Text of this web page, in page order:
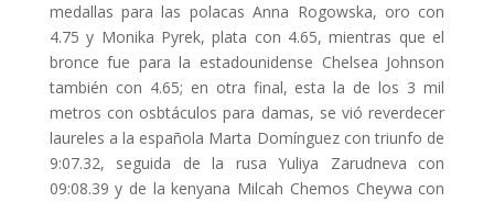
medallas para las polacas Anna Rogowska, oro con
4.75 y Monika Pyrek, plata con 4.65, mientras que el
bronce fue para la estadounidense Chelsea Johnson
también con 4.65; en otra final, esta la de los 3 mil
metros con osbtáculos para damas, se vió reverdecer
laureles a la española Marta Domínguez con triunfo de
9:07.32, seguida de la rusa Yuliya Zarudneva con
09:08.39 y de la kenyana Milcah Chemos Cheywa con